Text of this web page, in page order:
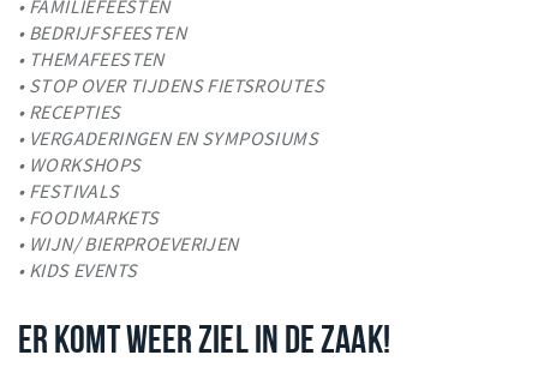
• FAMILIEFEESTEN
• BEDRIJFSFEESTEN
• THEMAFEESTEN
• STOP OVER TIJDENS FIETSROUTES
• RECEPTIES
• VERGADERINGEN EN SYMPOSIUMS
• WORKSHOPS
• FESTIVALS
• FOODMARKETS
• WIJN/ BIERPROEVERIJEN
• KIDS EVENTS
ER KOMT WEER ZIEL IN DE ZAAK!